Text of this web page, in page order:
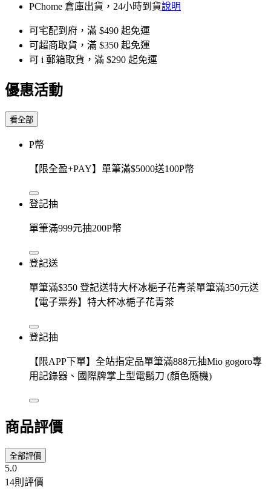
PChome 倉庫出貨，24小時到貨說明
可宅配到府，滿 $490 起免運
可超商取貨，滿 $350 起免運
可 i 郵箱取貨，滿 $290 起免運
優惠活動
看全部
P幣
【限全盈+PAY】單筆滿$5000送100P幣
登記抽
單筆滿999元抽200P幣
登記送
單筆滿$350 登記送特大杯冰梔子花青茶單筆滿350元送
【電子票券】特大杯冰梔子花青茶
登記抽
【限APP下單】全站指定品單筆滿888元抽Mio gogoro專
用記錄器、國際牌掌上型電鬍刀 (顏色隨機)
商品評價
全部評價
5.0
14則評價